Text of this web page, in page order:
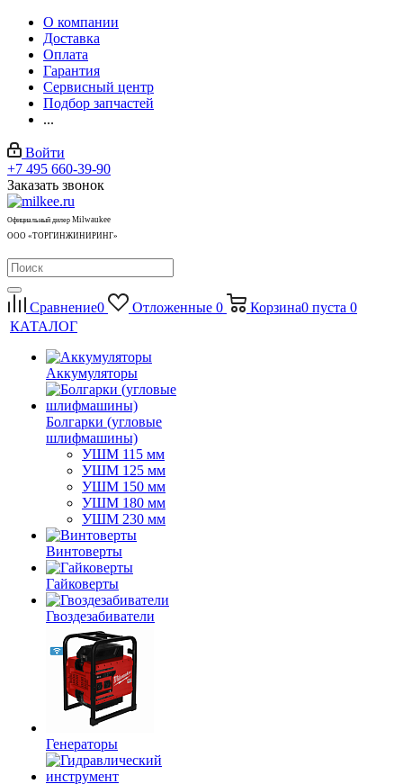
О компании
Доставка
Оплата
Гарантия
Сервисный центр
Подбор запчастей
...
Войти
+7 495 660-39-90
Заказать звонок
Официальный дилер Milwaukee
ООО «ТОРГИНЖИНИРИНГ»
Сравнение0 Отложенные 0 Корзина0 пуста 0
КАТАЛОГ
Аккумуляторы
Болгарки (угловые
шлифмашины)
УШМ 115 мм
УШМ 125 мм
УШМ 150 мм
УШМ 180 мм
УШМ 230 мм
Винтоверты
Гайковерты
Гвоздезабиватели
Генераторы